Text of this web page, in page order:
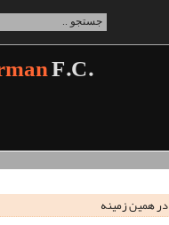
F.C.
در همین زمینه